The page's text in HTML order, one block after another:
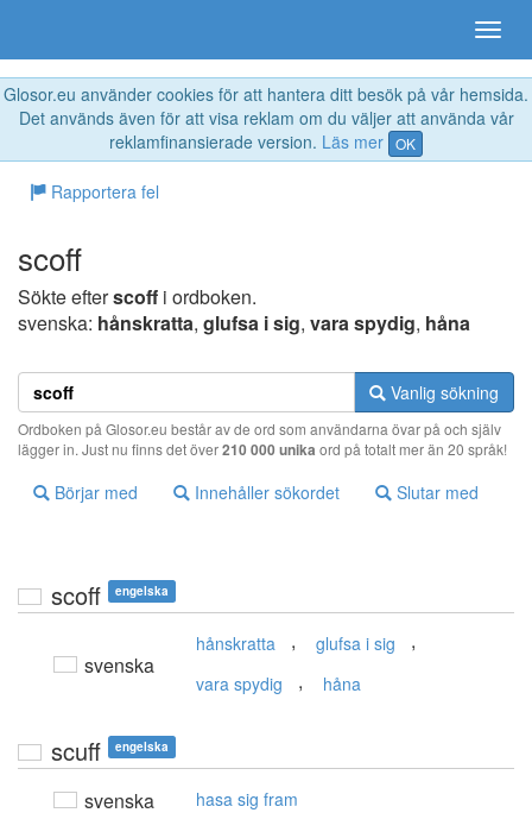
Glosor.eu använder cookies för att hantera ditt besök på vår hemsida.
Det används även för att visa reklam om du väljer att använda vår
reklamfinansierade version. Läs mer OK
Rapportera fel
scoff
Sökte efterscoff i ordboken.
svenska: hånskratta, glufsa i sig, vara spydig, håna
Vanlig sökning
Ordboken på Glosor.eu består av de ord som användarna övar på och själv
lägger in. Just nu finns det över210 000 unika ord på totalt mer än 20 språk!
Börjar med Innehåller sökordet Slutar med
scoff engelska
svenska
hånskratta , glufsa i sig ,
vara spydig , håna
scuff engelska
svenska hasa sig fram